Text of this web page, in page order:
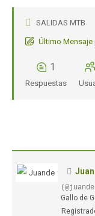
SALIDAS MTB
Último Mensaje
1
Respuestas
Gallo de